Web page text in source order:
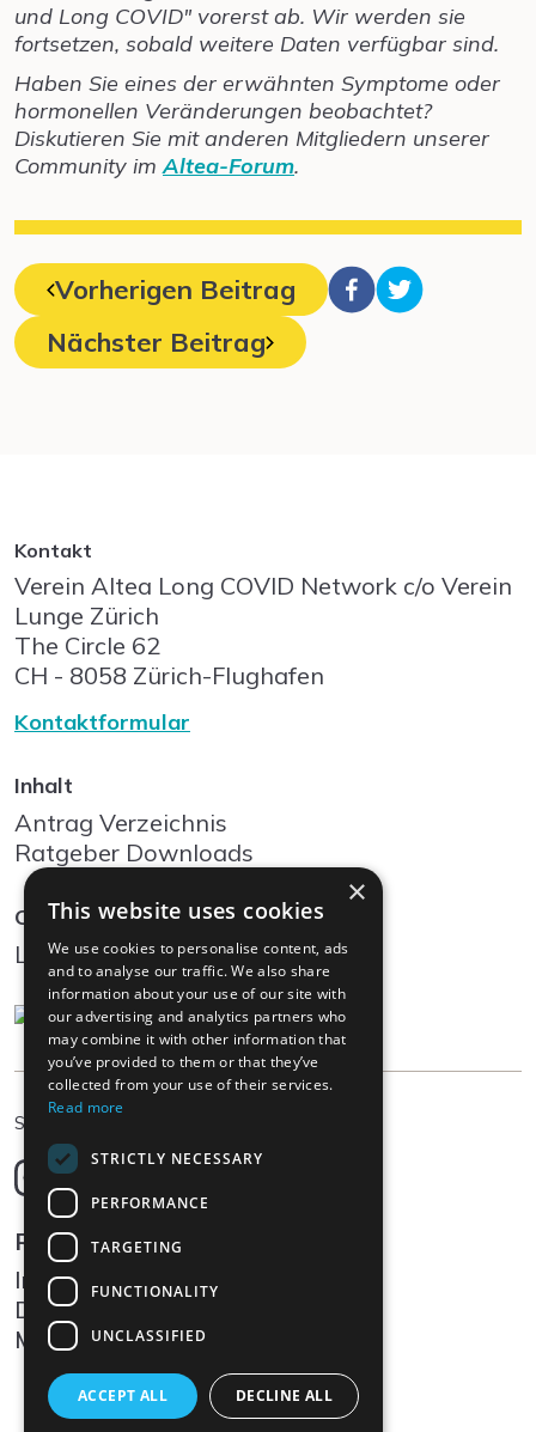
und Long COVID" vorerst ab. Wir werden sie
fortsetzen, sobald weitere Daten verfügbar sind.
Haben Sie eines der erwähnten Symptome oder
hormonellen Veränderungen beobachtet?
Diskutieren Sie mit anderen Mitgliedern unserer
Community imAltea-Forum.
Vorherigen Beitrag
Nächster Beitrag
Kontakt
Verein Altea Long COVID Network c/o Verein
Lunge Zürich
The Circle 62
CH - 8058 Zürich-Flughafen
Kontaktformular
Inhalt
Antrag Verzeichnis
Ratgeber Downloads
Community
Log In
Sprache wählen
Deutsch
English
Français
Italiano
Rechtliches
Impressum
Datenschutz
Medien
×
This website uses cookies
We use cookies to personalise content, ads
and to analyse our traffic. We also share
information about your use of our site with
our advertising and analytics partners who
may combine it with other information that
you’ve provided to them or that they’ve
collected from your use of their services.
Read more
STRICTLY NECESSARY
PERFORMANCE
TARGETING
FUNCTIONALITY
UNCLASSIFIED
ACCEPT ALL DECLINE ALL